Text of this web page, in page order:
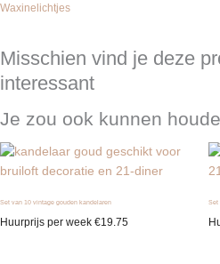
Waxinelichtjes
Misschien vind je deze
interessant
Je zou ook kunnen
Set van 10 vintage gouden kandelaren
Huurprijs per week €19.75
Set